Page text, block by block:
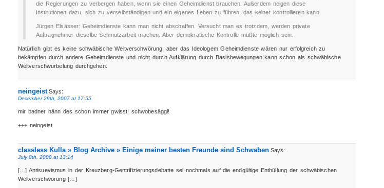
die Regierungen zu verbergen haben, wenn sie einen Geheimdienst brauchen. Außerdem neigen diese
Institutionen dazu, sich zu verselbständigen und ein eigenes Leben zu führen, das keiner kontrollieren kann.
Jürgen Elsässer: Geheimdienste kann man nicht abschaffen. Versucht man es trotzdem, werden private
Auftragnehmer dieselbe Schmutzarbeit machen. Aber demokratische Kontrolle müßte möglich sein.
Natürlich gibt es keine schwäbische Weltverschwörung, aber das Ideologem Geheimdienste wären nur erfolgreich zu
bekämpfen durch andere Geheimdienste und nicht durch Aufklärung durch Basisbewegungen kann schon als schwäbische
Weltverschwurbelung durchgehen.
neingeistSays:
December 29th, 2007 at 17:55
mir badner hänn des schon immer gwisst! schwobesäggl!
+++ neingeist
classless Kulla » Blog Archive » Einige meiner besten Freunde sind SchwabenSays:
July 8th, 2008 at 13:14
[…] Antisuevismus in der Kreuzberg-Gentrifizierungsdebatte sei nochmals auf die endgültige Enthüllung der schwäbischen
Weltverschwörung […]